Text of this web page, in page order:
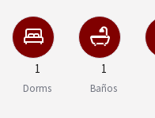
1
Dorms
1
Baños